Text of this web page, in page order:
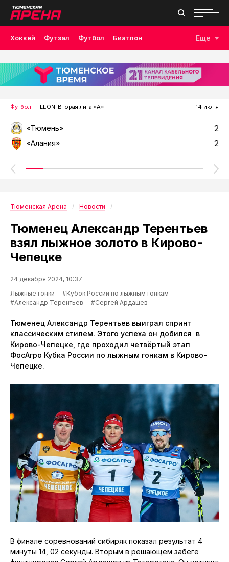
Хоккей Футзал Футбол Биатлон
Лыжные гонки Волейбол Плавание Дзюдо
Скалолазание Велоспорт Бокс
Еще
Футбол — LEON-Вторая лига «А» 14 июня
«Тюмень» 2
«Алания» 2
Тюменская Арена Новости
Тюменец Александр Терентьев
взял лыжное золото в Кирово-
Чепецке
24 декабря 2024, 10:37
Лыжные гонки
#Кубок России по лыжным гонкам
#Александр Терентьев
#Сергей Ардашев
Тюменец Александр Терентьев выиграл спринт
классическим стилем. Этого успеха он добился в
Кирово-Чепецке, где проходил четвёртый этап
ФосАгро Кубка России по лыжным гонкам в Кирово-
Чепецке.
В финале соревнований сибиряк показал результат 4
минуты 14, 02 секунды. Вторым в решающем забеге